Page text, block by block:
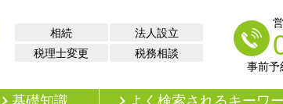
相続
法人設立
税理士変更
税務相談
事前予
基礎知識 よく検索されるキーワ